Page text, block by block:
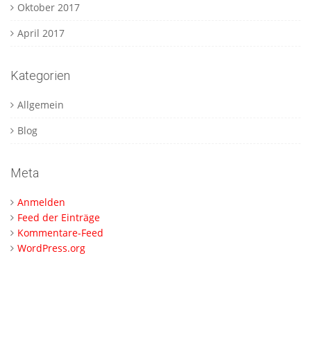
Oktober 2017
April 2017
Kategorien
Allgemein
Blog
Meta
Anmelden
Feed der Einträge
Kommentare-Feed
WordPress.org